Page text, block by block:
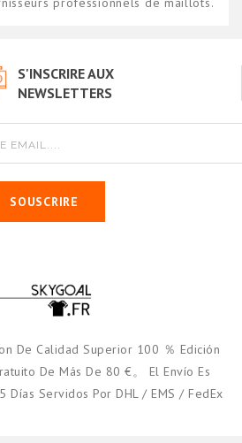
S'INSCRIRE AUX
NEWSLETTERS
SOUSCRIRE
De Calidad Superior 100 ％ Edición
De Más De 80 €。 El Envío Es
Días Servidos Por DHL / EMS / FedEx